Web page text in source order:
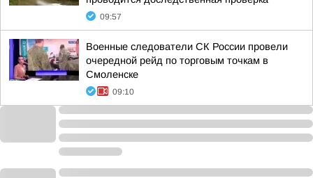
09:57
Военные следователи СК России провели
очередной рейд по торговым точкам в
Смоленске
09:10